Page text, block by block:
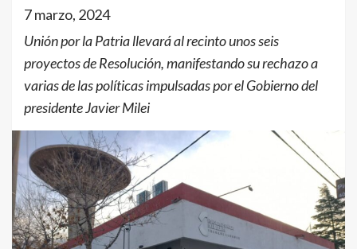
7 marzo, 2024
Unión por la Patria llevará al recinto unos seis
proyectos de Resolución, manifestando su rechazo a
varias de las políticas impulsadas por el Gobierno del
presidente Javier Milei